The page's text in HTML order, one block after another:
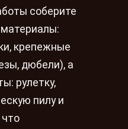
соберите
крепежные
дюбели), а
рулетку,
пилу и
что